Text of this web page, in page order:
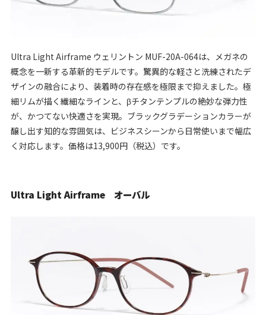
Ultra Light Airframe ウェリントン MUF-20A-064は、メガネの
概念を一新する革新的モデルです。驚異的な軽さと洗練されたデ
ザインの融合により、装着時の存在感を極限まで抑えました。極
細リムが描く繊細なラインと、βチタンテンプルの絶妙な弾力性
が、かつてない快適さを実現。ブラックグラデーションカラーが
醸し出す知的な雰囲気は、ビジネスシーンから日常使いまで幅広
く対応します。価格は13,900円（税込）です。
Ultra Light Airframe オーバル